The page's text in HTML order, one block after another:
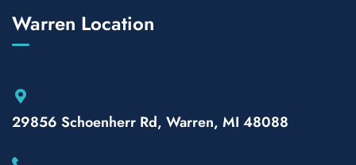
Warren Location
29856 Schoenherr Rd, Warren, MI 48088